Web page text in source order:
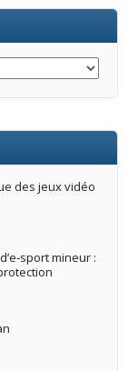
des jeux vidéo
mineur :